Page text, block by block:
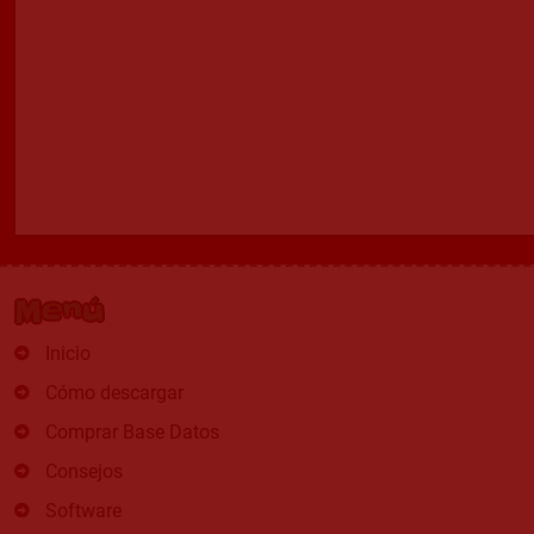
Menú
Inicio
Cómo descargar
Comprar Base Datos
Consejos
Software